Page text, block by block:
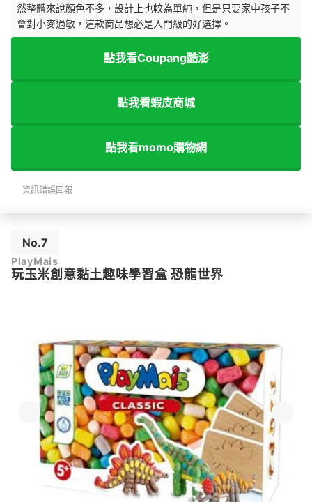
然整體來說顏色不多，設計上也較為單純，但是只要家中孩子不
會對小麥過敏，這款商品想必是入門級的好選擇。
點我看Coupang酷澎
點我看蝦皮商城
點我看momo購物網
資訊錯誤回報
No.7
PlayMais
玩玉米創意黏土趣味學習盒 恐龍世界